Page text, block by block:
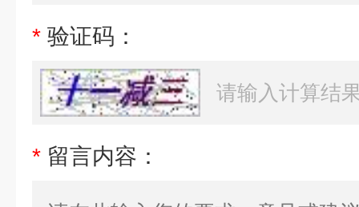
* 验证码：
* 留言内容：